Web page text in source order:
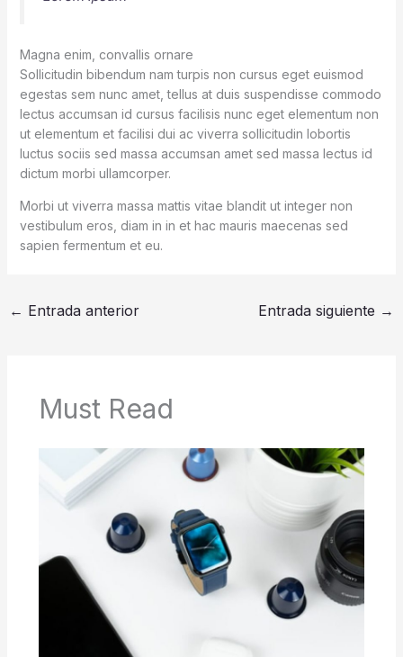
Magna enim, convallis ornare
Sollicitudin bibendum nam turpis non cursus eget euismod
egestas sem nunc amet, tellus at duis suspendisse commodo
lectus accumsan id cursus facilisis nunc eget elementum non
ut elementum et facilisi dui ac viverra sollicitudin lobortis
luctus sociis sed massa accumsan amet sed massa lectus id
dictum morbi ullamcorper.
Morbi ut viverra massa mattis vitae blandit ut integer non
vestibulum eros, diam in in et hac mauris maecenas sed
sapien fermentum et eu.
← Entrada anterior Entrada siguiente →
Must Read